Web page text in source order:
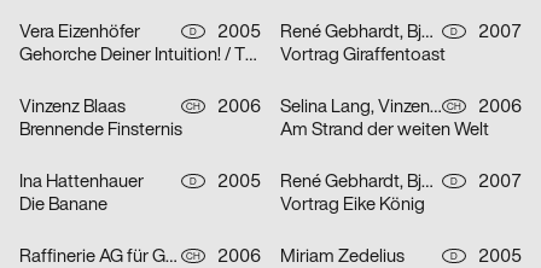
Vera Eizenhöfer D
2005
Gehorche Deiner Intuition! / Traue Deinem Reflex!
René Gebhardt, Björn Kernspeckt, Sebastian Locke D
2007
Vortrag Giraffentoast
Vinzenz Blaas CH
2006
Brennende Finsternis
Selina Lang, Vinzenz Blaas CH
2006
Am Strand der weiten Welt
Ina Hattenhauer D
2005
Die Banane
René Gebhardt, Björn Kernspeckt, Sebastian Locke D
2007
Vortrag Eike König
Raffinerie AG für Gestaltung CH
2006
Miriam Zedelius D
2005